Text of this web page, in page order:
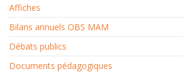
Affiches
Bilans annuels OBS MAM
Débats publics
Documents pédagogiques